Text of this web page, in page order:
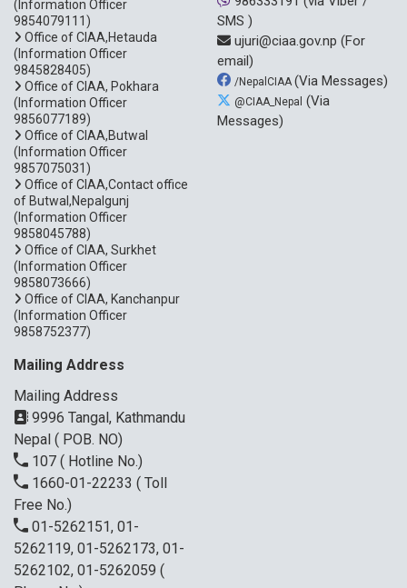
(Information Officer
9854079111)
Office of CIAA,Hetauda
(Information Officer
9845828405)
Office of CIAA, Pokhara
(Information Officer
9856077189)
Office of CIAA,Butwal
(Information Officer
9857075031)
Office of CIAA,Contact office
of Butwal,Nepalgunj
(Information Officer
9858045788)
Office of CIAA, Surkhet
(Information Officer
9858073666)
Office of CIAA, Kanchanpur
(Information Officer
9858752377)
SMS )
ujuri@ciaa.gov.np (For
email)
/NepalCIAA (Via Messages)
@CIAA_Nepal (Via
Messages)
Mailing Address
Mailing Address
9996 Tangal, Kathmandu
Nepal ( POB. NO)
107 ( Hotline No.)
1660-01-22233 ( Toll
Free No.)
01-5262151, 01-
5262119, 01-5262173, 01-
5262102, 01-5262059 (